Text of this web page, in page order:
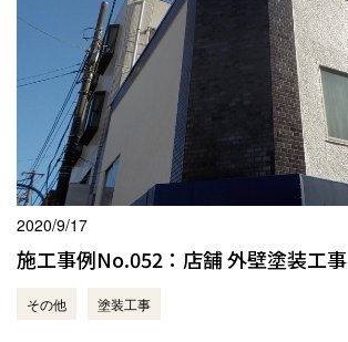
2020/9/17
施工事例No.052：店舗 外壁塗装工事
その他 塗装工事